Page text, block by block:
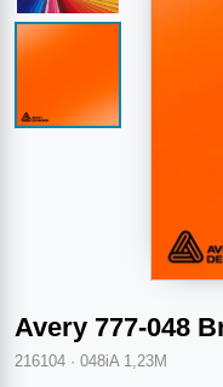
Avery 777-048
216104 · 048iA 1,23M